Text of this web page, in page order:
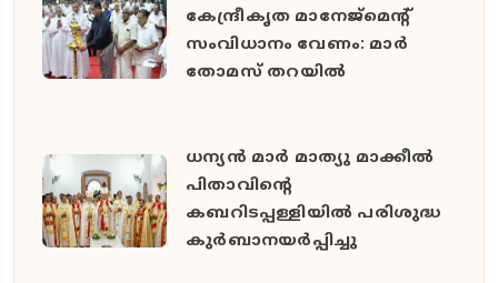
കേന്ദ്രീകൃത മാനേജ്മെന്റ്
സംവിധാനം വേണം: മാർ
തോമസ് തറയിൽ
ധന്യൻ മാർ മാത്യു മാക്കീൽ
പിതാവിൻ്റെ
കബറിടപ്പള്ളിയിൽ പരിശുദ്ധ
കുർബാനയർപ്പിച്ചു